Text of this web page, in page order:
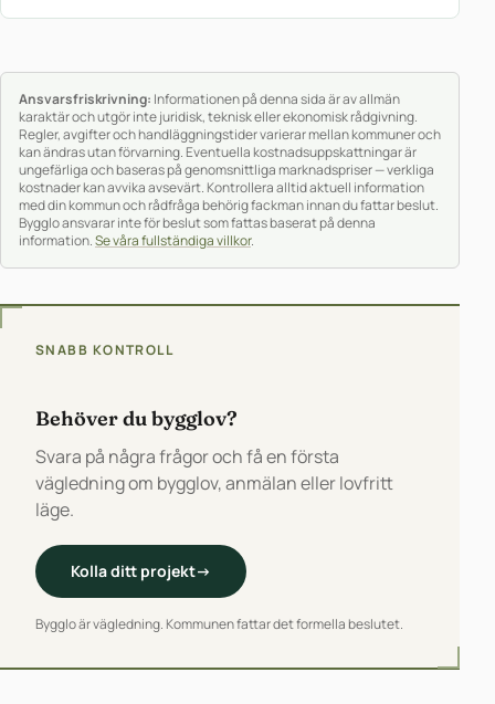
Ansvarsfriskrivning: Informationen på denna sida är av allmän
karaktär och utgör inte juridisk, teknisk eller ekonomisk rådgivning.
Regler, avgifter och handläggningstider varierar mellan kommuner och
kan ändras utan förvarning. Eventuella kostnadsuppskattningar är
ungefärliga och baseras på genomsnittliga marknadspriser — verkliga
kostnader kan avvika avsevärt. Kontrollera alltid aktuell information
med din kommun och rådfråga behörig fackman innan du fattar beslut.
Bygglo ansvarar inte för beslut som fattas baserat på denna
information.Se våra fullständiga villkor.
SNABB KONTROLL
Behöver du bygglov?
Svara på några frågor och få en första
vägledning om bygglov, anmälan eller lovfritt
läge.
Kolla ditt projekt→
Bygglo är vägledning. Kommunen fattar det formella beslutet.